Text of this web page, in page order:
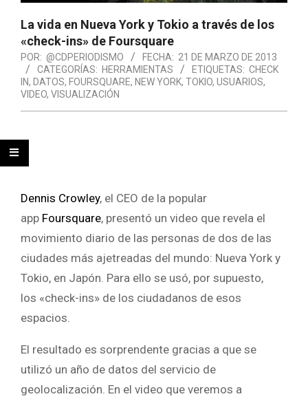
La vida en Nueva York y Tokio a través de los
«check-ins» de Foursquare
POR: @CDPERIODISMO FECHA: 21 DE MARZO DE 2013
CATEGORÍAS: HERRAMIENTAS ETIQUETAS: CHECK
IN, DATOS, FOURSQUARE, NEW YORK, TOKIO, USUARIOS,
VIDEO, VISUALIZACIÓN
Dennis Crowley, el CEO de la popular
app Foursquare, presentó un video que revela el
movimiento diario de las personas de dos de las
ciudades más ajetreadas del mundo: Nueva York y
Tokio, en Japón. Para ello se usó, por supuesto,
los «check-ins» de los ciudadanos de esos
espacios.
El resultado es sorprendente gracias a que se
utilizó un año de datos del servicio de
geolocalización. En el video que veremos a